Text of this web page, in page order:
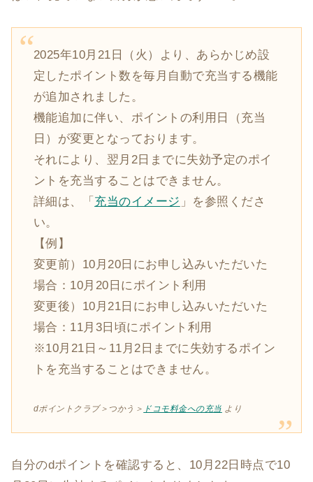
2025年10月21日（火）より、あらかじめ設
定したポイント数を毎月自動で充当する機能
が追加されました。
機能追加に伴い、ポイントの利用日（充当
日）が変更となっております。
それにより、翌月2日までに失効予定のポイ
ントを充当することはできません。
詳細は、「 充当のイメージ 」を参照くださ
い。
【例】
変更前）10月20日にお申し込みいただいた
場合：10月20日にポイント利用
変更後）10月21日にお申し込みいただいた
場合：11月3日頃にポイント利用
※10月21日～11月2日までに失効するポイン
トを充当することはできません。
dポイントクラブ＞つかう＞ ドコモ料金への充当 より
自分のdポイントを確認すると、10月22日時点で10